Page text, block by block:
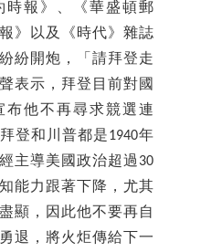
時報》、《華盛頓郵
》以及《時代》雜誌
紛開炮，「請拜登走
表示，拜登目前對國
布他不再尋求競選連
登和川普都是1940年
主導美國政治超過30
能力跟著下降，尤其
顯，因此他不要再自
退，將火炬傳給下一